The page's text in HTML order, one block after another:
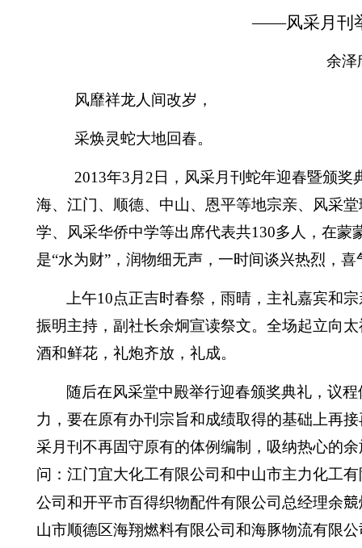
——风采月刊
余泽
风靡祥龙人间改岁，
采焕灵蛇大地回春。
2013年3 月 2 日 ，风采月刊 蛇年迎春暨颁奖
海、江门、 顺德、中山、恩平等地宗亲、风采
学、风采华侨中学等出席代表共130多人，在蒙
是“水为财” ，润物细无声，一时间谈兴热烈，喜
上午10点正吉时春祭，雨晴， 主礼嘉宾和
振明主持，副社长余炯宣读祭文。全场起立向太
酒和鲜花， 礼炮齐放，礼成。
随后在风采堂中殿举行迎春颁奖典礼，议程
力，要在原有办刊宗旨和成绩取得的基础上再
采月刊不再固守原有的体例编制，吸纳热心的
问：江门宜大化工有限公司和中山市主力化工
公司和开平市百得织物配件有限公司总经理余競
山市顺德区海翔燃料有限公司和海豚物流有限